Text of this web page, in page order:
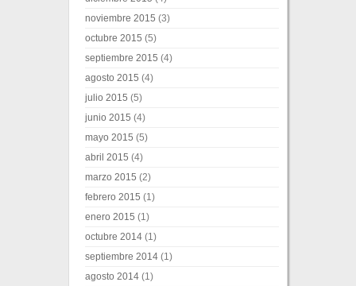
noviembre 2015 (3)
octubre 2015 (5)
septiembre 2015 (4)
agosto 2015 (4)
julio 2015 (5)
junio 2015 (4)
mayo 2015 (5)
abril 2015 (4)
marzo 2015 (2)
febrero 2015 (1)
enero 2015 (1)
octubre 2014 (1)
septiembre 2014 (1)
agosto 2014 (1)